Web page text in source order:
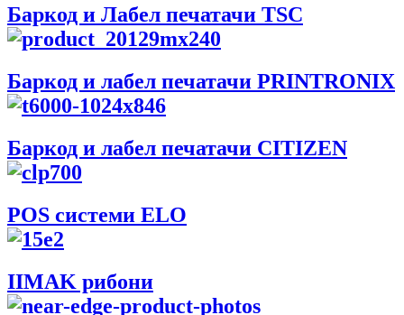
Баркод и Лабел печатачи TSC
Баркод и лабел печатачи PRINTRONIX
Баркод и лабел печатачи CITIZEN
POS системи ELO
IIMAK рибони